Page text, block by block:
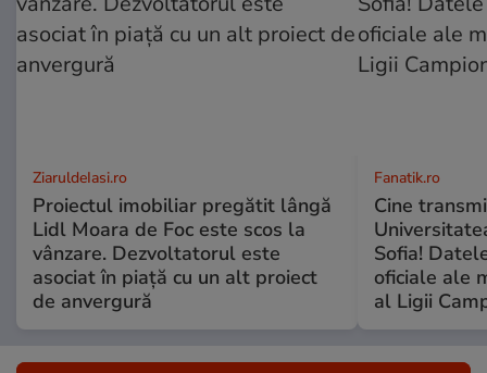
ZiaruldeIasi.ro
Proiectul imobiliar pregătit lângă
Lidl Moara de Foc este scos la
vânzare. Dezvoltatorul este
asociat în piață cu un alt proiect
de anvergură
Fanatik.ro
Cine
Sofia!
oficiale ale
al Ligii